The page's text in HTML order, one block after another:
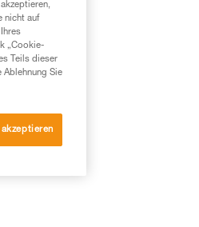
nicht auf
„Cookie-
Teils dieser
Ablehnung Sie